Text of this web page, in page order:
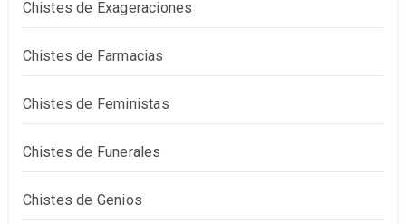
Chistes de Exageraciones
Chistes de Farmacias
Chistes de Feministas
Chistes de Funerales
Chistes de Genios